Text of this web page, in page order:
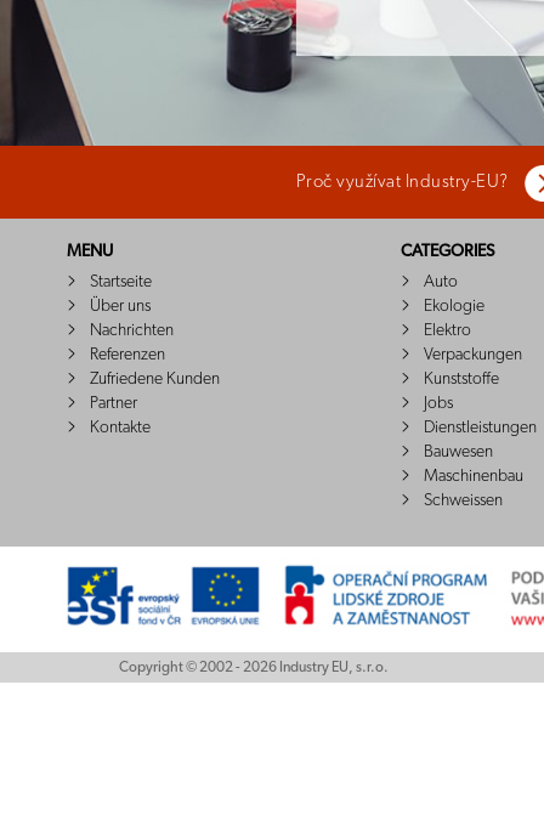
Proč využívat Industry-EU?
MENU
Startseite
Über uns
Nachrichten
Referenzen
Zufriedene Kunden
Partner
Kontakte
CATEGORIES
Auto
Ekologie
Elektro
Verpackungen
Kunststoffe
Jobs
Dienstleistungen
Bauwesen
Maschinenbau
Schweissen
Copyright © 2002 - 2026 Industry EU, s.r.o.